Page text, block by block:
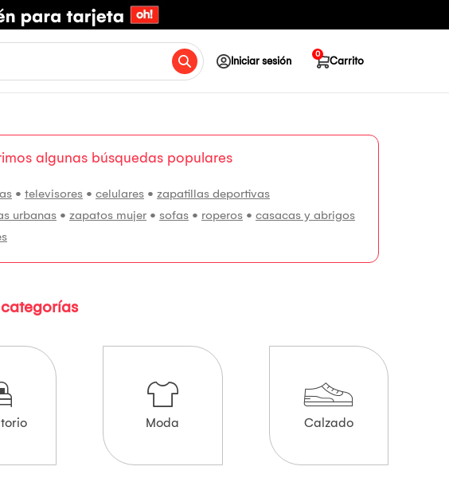
Iniciar sesión Carrito
0
algunas búsquedas populares
• televisores • celulares • zapatillas deportivas
urbanas • zapatos mujer • sofas • roperos • casacas y abrigos
Moda Calzado